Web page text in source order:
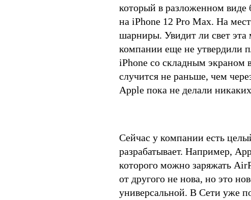
который в разложенном
на iPhone 12 Pro Max. На
шарниры. Увидит ли свет эта
компании еще не утвердили
iPhone со складным экраном
случится не раньше, чем
Apple пока не делали
Сейчас у компании есть
разрабатывает. Например,
которого можно заряжать
от другого не нова, но это
универсальной. В Сети уже